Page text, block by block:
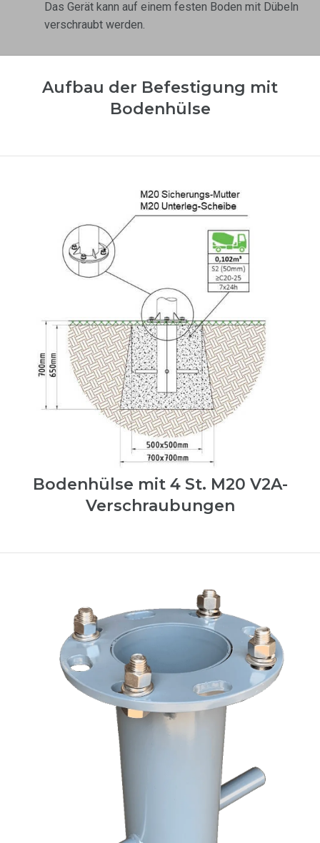
Das Gerät kann auf einem festen Boden mit Dübeln
verschraubt werden.
Aufbau der Befestigung mit
Bodenhülse
Bodenhülse mit 4 St. M20 V2A-
Verschraubungen